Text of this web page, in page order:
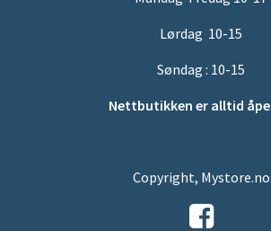
Lørdag 10-15
Søndag : 10-15
Nettbutikken er alltid
Copyright, Mystore.no